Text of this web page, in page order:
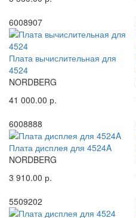
6008907
Плата вычислительная для
4524
NORDBERG
41 000.00 р.
6008888
Плата дисплея для 4524A
NORDBERG
3 910.00 р.
5509202